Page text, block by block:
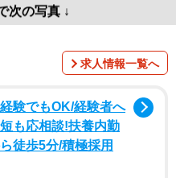
次の写真 ↓
求人情報一覧へ
験でもOK/経験者へ
も応相談!扶養内勤
徒歩5分/積極採用